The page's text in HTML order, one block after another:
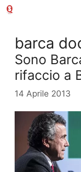
Vai
barca
Sono
rifaccio a
14 Aprile 2013